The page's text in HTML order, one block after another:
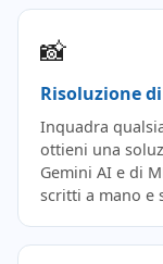
📸
Risoluzione
Inquadra
ottieni una
Gemini AI e di
scritti a mano e